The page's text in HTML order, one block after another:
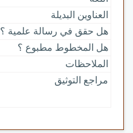
العناوين البديلة
هل حقق في رسالة علمية ؟
هل المخطوط مطبوع ؟
الملاحظات
مراجع التوثيق